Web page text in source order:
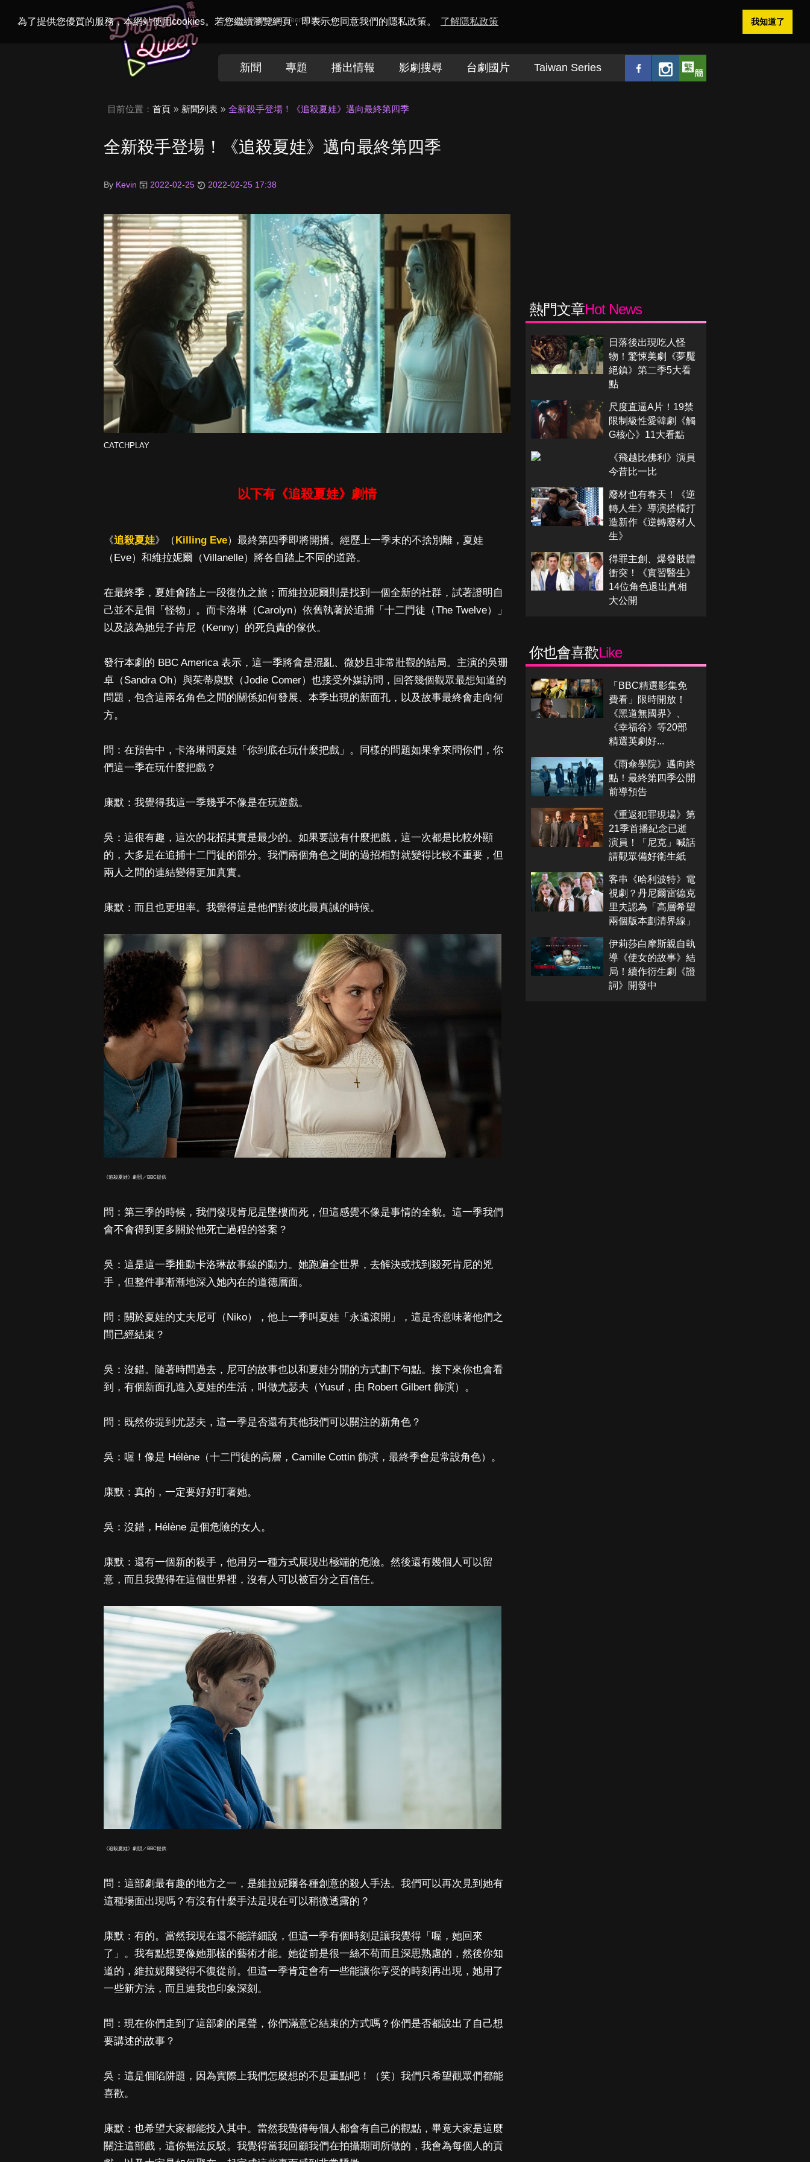
為了提供您優質的服務，本網站使用cookies。若您繼續瀏覽網頁，即表示您同意我們的隱私政策。 了解隱私政策 我知道了
Welcome toDramaQueen電視迷
新聞 專題 播出情報 影劇搜尋 台劇國片 Taiwan Series
目前位置： 首頁 新聞列表 全新殺手登場！《追殺夏娃》邁向最終第四季
全新殺手登場！《追殺夏娃》邁向最終第四季
By Kevin 2022-02-25 2022-02-25 17:38
CATCHPLAY
以下有《追殺夏娃》劇情
《追殺夏娃》（Killing Eve）最終第四季即將開播。經歷上一季末的不捨別離，夏娃
（Eve）和維拉妮爾（Villanelle）將各自踏上不同的道路。
在最終季，夏娃會踏上一段復仇之旅；而維拉妮爾則是找到一個全新的社群，試著證明自
己並不是個「怪物」。而卡洛琳（Carolyn）依舊執著於追捕「十二門徒（The Twelve）」
以及該為她兒子肯尼（Kenny）的死負責的傢伙。
發行本劇的 BBC America 表示，這一季將會是混亂、微妙且非常壯觀的結局。主演的吳珊
卓（Sandra Oh）與茱蒂康默（Jodie Comer）也接受外媒訪問，回答幾個觀眾最想知道的
問題，包含這兩名角色之間的關係如何發展、本季出現的新面孔，以及故事最終會走向何
方。
問：在預告中，卡洛琳問夏娃「你到底在玩什麼把戲」。同樣的問題如果拿來問你們，你
們這一季在玩什麼把戲？
康默：我覺得我這一季幾乎不像是在玩遊戲。
吳：這很有趣，這次的花招其實是最少的。如果要說有什麼把戲，這一次都是比較外顯
的，大多是在追捕十二門徒的部分。我們兩個角色之間的過招相對就變得比較不重要，但
兩人之間的連結變得更加真實。
康默：而且也更坦率。我覺得這是他們對彼此最真誠的時候。
《追殺夏娃》劇照／BBC提供
問：第三季的時候，我們發現肯尼是墜樓而死，但這感覺不像是事情的全貌。這一季我們
會不會得到更多關於他死亡過程的答案？
吳：這是這一季推動卡洛琳故事線的動力。她跑遍全世界，去解決或找到殺死肯尼的兇
手，但整件事漸漸地深入她內在的道德層面。
問：關於夏娃的丈夫尼可（Niko），他上一季叫夏娃「永遠滾開」，這是否意味著他們之
間已經結束？
吳：沒錯。隨著時間過去，尼可的故事也以和夏娃分開的方式劃下句點。接下來你也會看
到，有個新面孔進入夏娃的生活，叫做尤瑟夫（Yusuf，由 Robert Gilbert 飾演）。
問：既然你提到尤瑟夫，這一季是否還有其他我們可以關注的新角色？
吳：喔！像是 Hélène（十二門徒的高層，Camille Cottin 飾演，最終季會是常設角色）。
康默：真的，一定要好好盯著她。
吳：沒錯，Hélène 是個危險的女人。
康默：還有一個新的殺手，他用另一種方式展現出極端的危險。然後還有幾個人可以留
意，而且我覺得在這個世界裡，沒有人可以被百分之百信任。
《追殺夏娃》劇照／BBC提供
問：這部劇最有趣的地方之一，是維拉妮爾各種創意的殺人手法。我們可以再次見到她有
這種場面出現嗎？有沒有什麼手法是現在可以稍微透露的？
康默：有的。當然我現在還不能詳細說，但這一季有個時刻是讓我覺得「喔，她回來
了」。我有點想要像她那樣的藝術才能。她從前是很一絲不苟而且深思熟慮的，然後你知
道的，維拉妮爾變得不復從前。但這一季肯定會有一些能讓你享受的時刻再出現，她用了
一些新方法，而且連我也印象深刻。
問：現在你們走到了這部劇的尾聲，你們滿意它結束的方式嗎？你們是否都說出了自己想
要講述的故事？
吳：這是個陷阱題，因為實際上我們怎麼想的不是重點吧！（笑）我們只希望觀眾們都能
喜歡。
康默：也希望大家都能投入其中。當然我覺得每個人都會有自己的觀點，畢竟大家是這麼
關注這部戲，這你無法反駁。我覺得當我回顧我們在拍攝期間所做的，我會為每個人的貢
熱門文章Hot News
日落後出現吃人怪
物！驚悚美劇《夢魘
絕鎮》第二季5大看
點
尺度直逼A片！19禁
限制級性愛韓劇《觸
G核心》11大看點
《飛越比佛利》演員
今昔比一比
廢材也有春天！《逆
轉人生》導演搭檔打
造新作《逆轉廢材人
生》
得罪主創、爆發肢體
衝突！《實習醫生》
14位角色退出真相
大公開
你也會喜歡Like
「BBC精選影集免
費看」限時開放！
《黑道無國界》、
《幸福谷》等20部
精選英劇好...
《雨傘學院》邁向終
點！最終第四季公開
前導預告
《重返犯罪現場》第
21季首播紀念已逝
演員！「尼克」喊話
請觀眾備好衛生紙
客串《哈利波特》電
視劇？丹尼爾雷德克
里夫認為「高層希望
兩個版本劃清界線」
伊莉莎白摩斯親自執
導《使女的故事》結
局！續作衍生劇《證
詞》開發中